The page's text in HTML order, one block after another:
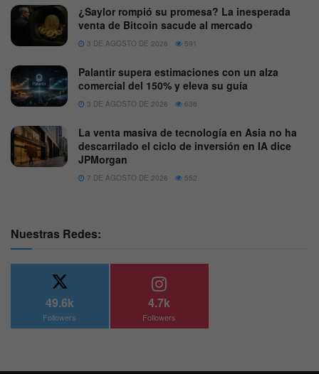
¿Saylor rompió su promesa? La inesperada
venta de Bitcoin sacude al mercado
3 DE AGOSTO DE 2026 591
Palantir supera estimaciones con un alza
comercial del 150% y eleva su guía
3 DE AGOSTO DE 2026 636
La venta masiva de tecnología en Asia no ha
descarrilado el ciclo de inversión en IA dice
JPMorgan
7 DE AGOSTO DE 2026 552
Nuestras Redes:
49.6k
Followers
4.7k
Followers